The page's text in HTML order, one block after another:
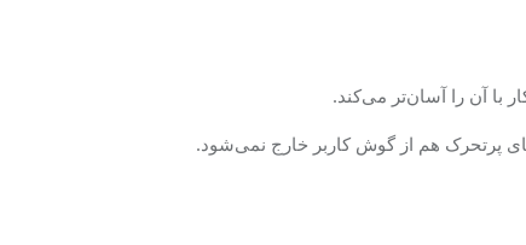
با آن را آسان‌تر می‌کند.
پرتحرک هم از گوش کاربر خارج نمی‌شود.